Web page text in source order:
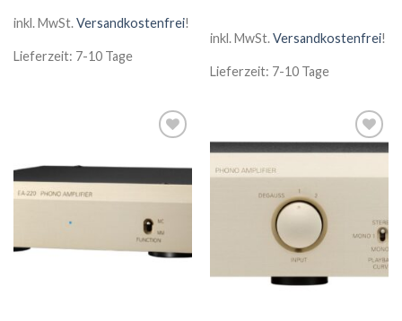
inkl. MwSt.Versandkostenfrei!
Lieferzeit: 7-10 Tage
inkl. MwSt.Versandkostenfrei!
Lieferzeit: 7-10 Tage
Zur